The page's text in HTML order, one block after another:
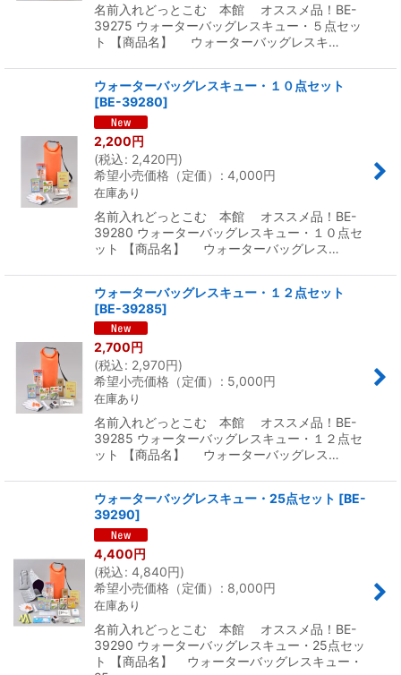
名前入れどっとこむ 本館 オススメ品！BE-
39275 ウォーターバッグレスキュー・５点セッ
ト 【商品名】 ウォーターバッグレスキ…
ウォーターバッグレスキュー・１０点セット
[BE-39280]
2,200円
(税込: 2,420円)
希望小売価格（定価）
: 4,000円
在庫あり
名前入れどっとこむ 本館 オススメ品！BE-
39280 ウォーターバッグレスキュー・１０点セ
ット 【商品名】 ウォーターバッグレス…
ウォーターバッグレスキュー・１２点セット
[BE-39285]
2,700円
(税込: 2,970円)
希望小売価格（定価）
: 5,000円
在庫あり
名前入れどっとこむ 本館 オススメ品！BE-
39285 ウォーターバッグレスキュー・１２点セ
ット 【商品名】 ウォーターバッグレス…
ウォーターバッグレスキュー・25点セット [BE-
39290]
4,400円
(税込: 4,840円)
希望小売価格（定価）
: 8,000円
在庫あり
名前入れどっとこむ 本館 オススメ品！BE-
39290 ウォーターバッグレスキュー・25点セッ
ト 【商品名】 ウォーターバッグレスキュー・